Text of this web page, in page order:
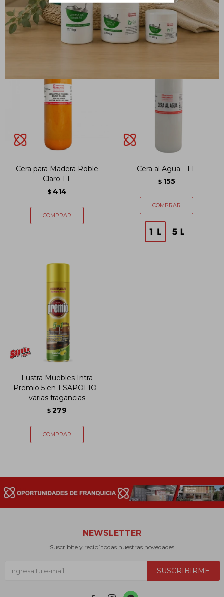
Cera para Madera Roble
Claro 1 L
$ 414
Cera al Agua - 1 L
$ 155
Lustra Muebles Intra
Premio 5 en 1 SAPOLIO -
varias fragancias
$ 279
NEWSLETTER
¡Suscribite y recibí todas nuestras novedades!
SUSCRIBIRME